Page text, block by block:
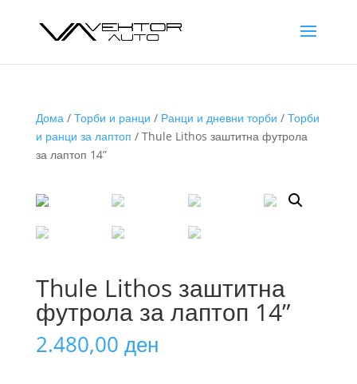
Дома/ Торби и ранци / Ранци и дневни торби / Торби
и ранци за лаптоп / Thule Lithos заштитна футрола
за лаптоп 14”
Thule Lithos заштитна
футрола за лаптоп 14”
2.480,00 ден